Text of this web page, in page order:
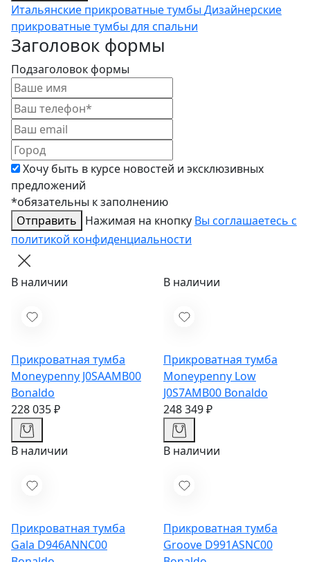
Итальянские прикроватные тумбы Дизайнерские
прикроватные тумбы для спальни
Заголовок формы
Подзаголовок формы
Хочу быть в курсе новостей и эксклюзивных
предложений
*обязательны к заполнению
Отправить
Нажимая на кнопку Вы соглашаетесь с
политикой конфиденциальности
В наличии
Прикроватная тумба
Moneypenny J0SAAMB00
Bonaldo
228 035 ₽
В наличии
Прикроватная тумба
Moneypenny Low
J0S7AMB00 Bonaldo
248 349 ₽
В наличии
Прикроватная тумба
Gala D946ANNC00
В наличии
Прикроватная тумба
Groove D991ASNC00